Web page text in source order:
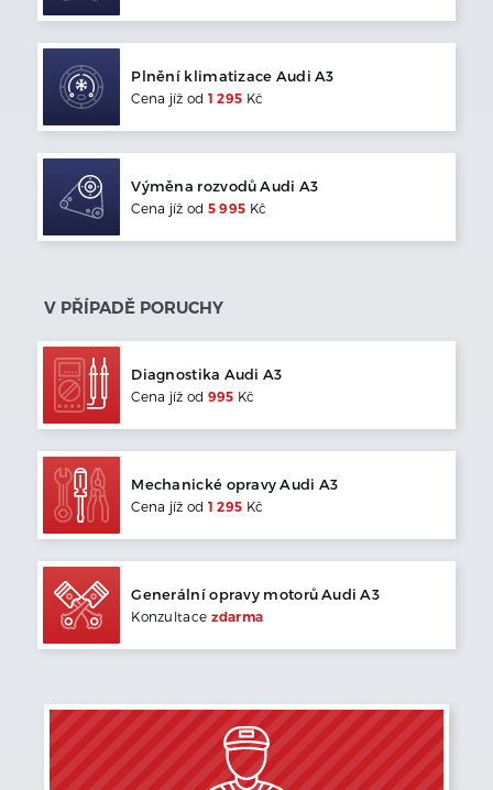
Plnění klimatizace Audi A3
Cena jíž od 1 295 Kč
Výměna rozvodů Audi A3
Cena jíž od 5 995 Kč
V PŘÍPADĚ PORUCHY
Diagnostika Audi A3
Cena jíž od 995 Kč
Mechanické opravy Audi A3
Cena jíž od 1 295 Kč
Generální opravy motorůAudi A3
Konzultace zdarma